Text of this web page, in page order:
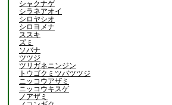
シャクナゲ
シラネアオイ
シロヤシオ
シロヨメナ
ススキ
ズミ
ソバナ
ツツジ
ツリガネニンジン
トウゴクミツバツツジ
ニッコウアザミ
ニッコウキスゲ
ノアザミ